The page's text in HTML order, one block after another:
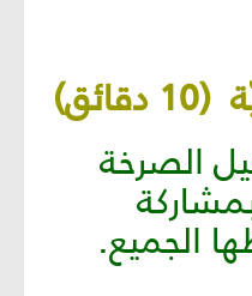
الصرخة
الجميع.